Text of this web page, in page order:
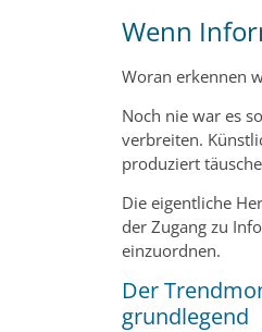
Wenn
Woran erkennen
Noch nie war es
verbreiten.
produziert
Die eigentliche
der Zugang zu
einzuordnen.
Der
grundlegend